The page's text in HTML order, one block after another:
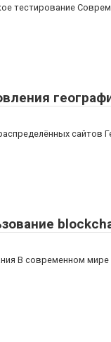
тестирование
сайтов
В современном